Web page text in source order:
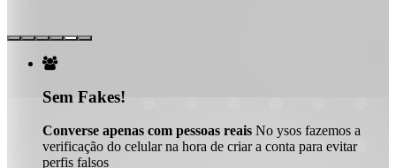

Sem Fakes!
Converse apenas com pessoas reais No ysos fazemos a
verificação do celular na hora de criar a conta para evitar
perfis falsos